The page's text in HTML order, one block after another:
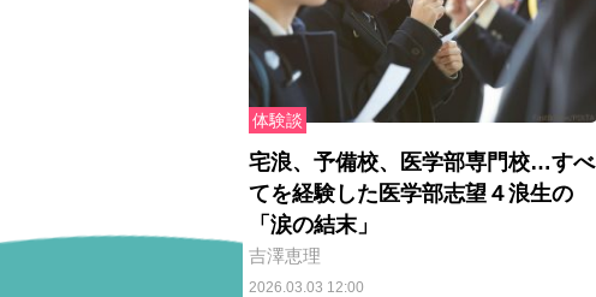
体験談
宅浪、予備校、医学部専門校…すべ
てを経験した医学部志望４浪生の
「涙の結末」
吉澤恵理
2026.03.03 12:00